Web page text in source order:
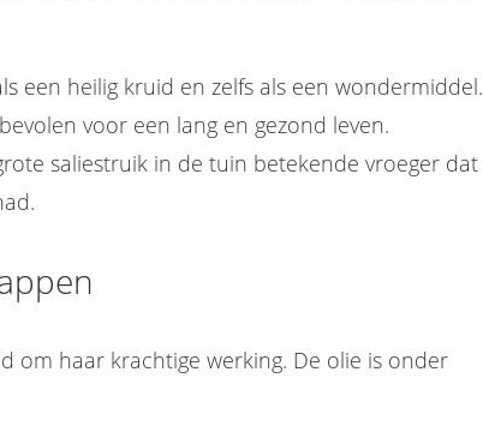
een heilig kruid en zelfs als een wondermiddel.
voor een lang en gezond leven.
saliestruik in de tuin betekende vroeger dat
om haar krachtige werking. De olie is onder